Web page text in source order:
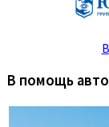
В помощь